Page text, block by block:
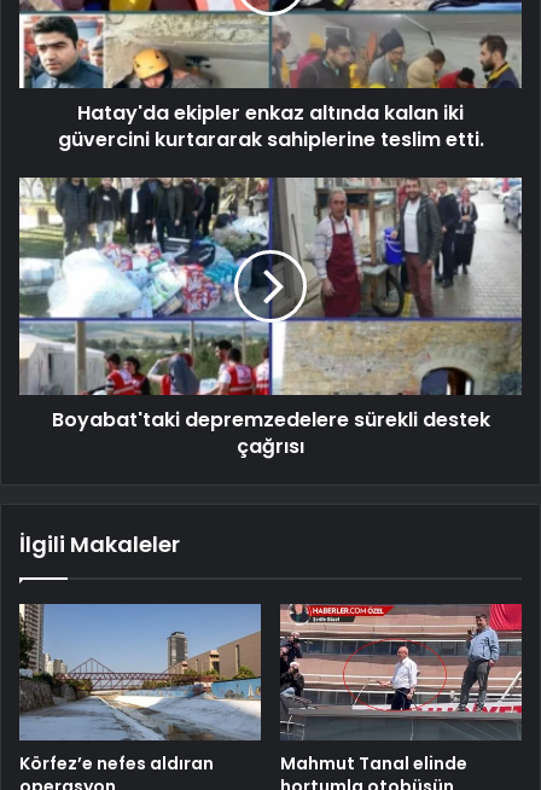
Hatay'da ekipler enkaz altında kalan iki
güvercini kurtararak sahiplerine teslim etti.
Boyabat'taki depremzedelere sürekli destek
çağrısı
İlgili Makaleler
Körfez’e nefes aldıran
Mahmut Tanal elinde